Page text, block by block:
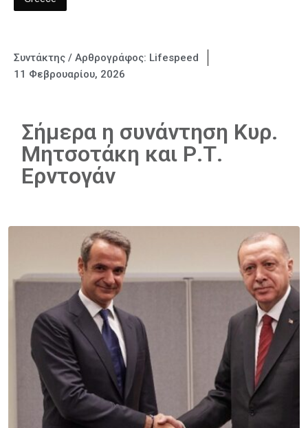
Συντάκτης / Αρθρογράφος: Lifespeed
11 Φεβρουαρίου, 2026
Σήμερα η συνάντηση Κυρ.
Μητσοτάκη και Ρ.Τ.
Ερντογάν